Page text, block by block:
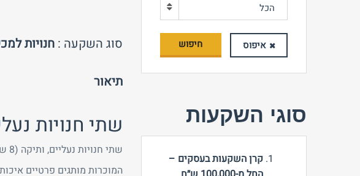
סוג השקעה : חנויות
תיאור
שתי חנויות
שתי חנויות נעליים, ותיקה (8 שנים) 54 מ”ר בבני ברק גבול ר”ג + בקניון הזהב בראשון.
המוכרות מותגים פרטיים
הכל
איפוס חיפוש
סוגי השקעות
קרן השקעות בעסקים –